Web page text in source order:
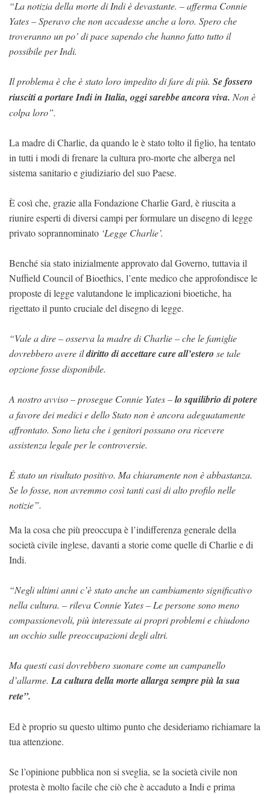
“La notizia della morte di Indi è devastante. – afferma Connie
Yates – Speravo che non accadesse anche a loro. Spero che
troveranno un po’ di pace sapendo che hanno fatto tutto il
possibile per Indi.
Il problema è che è stato loro impedito di fare di più. Se fossero
riusciti a portare Indi in Italia, oggi sarebbe ancora viva. Non è
colpa loro”.
La madre di Charlie, da quando le è stato tolto il figlio, ha tentato
in tutti i modi di frenare la cultura pro-morte che alberga nel
sistema sanitario e giudiziario del suo Paese.
È così che, grazie alla Fondazione Charlie Gard, è riuscita a
riunire esperti di diversi campi per formulare un disegno di legge
privato soprannominato ‘Legge Charlie’.
Benché sia stato inizialmente approvato dal Governo, tuttavia il
Nuffield Council of Bioethics, l’ente medico che approfondisce le
proposte di legge valutandone le implicazioni bioetiche, ha
rigettato il punto cruciale del disegno di legge.
“Vale a dire – osserva la madre di Charlie – che le famiglie
dovrebbero avere ildiritto diaccettare cure all’estero se tale
opzione fosse disponibile.
A nostro avviso – prosegue Connie Yates –lo squilibrio di potere
a favore dei medici e dello Stato non è ancora adeguatamente
affrontato. Sono lieta che i genitori possano ora ricevere
assistenza legale per le controversie.
È stato un risultato positivo. Ma chiaramente non è abbastanza.
Se lo fosse, non avremmo così tanti casi di alto profilo nelle
notizie”.
Ma la cosa che più preoccupa è l’indifferenza generale della
società civile inglese, davanti a storie come quelle di Charlie e di
Indi.
“Negli ultimi anni c’è stato anche un cambiamento significativo
nella cultura. – rileva Connie Yates – Le persone sono meno
compassionevoli, più interessate ai propri problemi e chiudono
un occhio sulle preoccupazioni degli altri.
Ma questi casi dovrebbero suonare come un campanello
d’allarme. La cultura della morte allarga sempre più la sua
rete”.
Ed è proprio su questo ultimo punto che desideriamo richiamare la
tua attenzione.
Se l’opinione pubblica non si sveglia, se la società civile non
protesta è molto facile che ciò che è accaduto a Indi e prima